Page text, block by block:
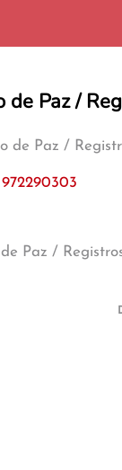
de Paz /
de Paz /
972290303
de Paz /